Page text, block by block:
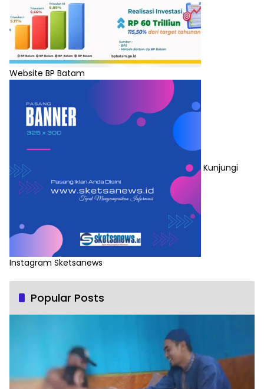
Website BP Batam
Kunjungi
Instagram Sketsanews
Popular Posts